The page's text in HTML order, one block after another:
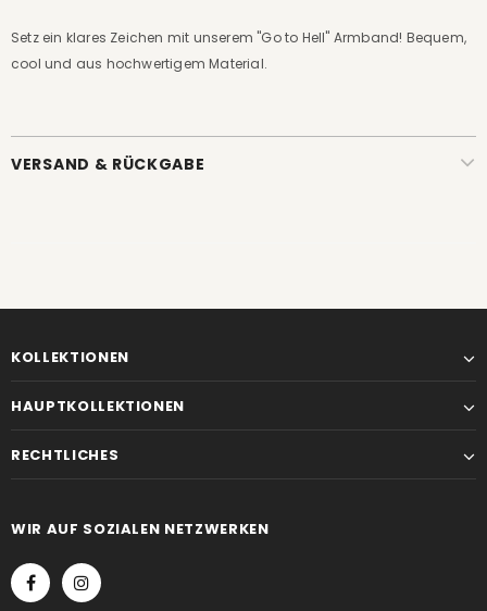
Setz ein klares Zeichen mit unserem "Go to Hell" Armband! Bequem,
cool und aus hochwertigem Material.
VERSAND & RÜCKGABE
KOLLEKTIONEN
HAUPTKOLLEKTIONEN
RECHTLICHES
WIR AUF SOZIALEN NETZWERKEN